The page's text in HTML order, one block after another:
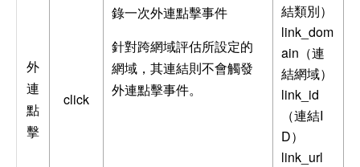
外
連
點
擊
click
錄一次外連點擊事件
針對跨網域評估所設定的
網域，其連結則不會觸發
外連點擊事件。
結類別）
link_dom
ain（連
結網域）
link_id
（連結I
D）
link_url